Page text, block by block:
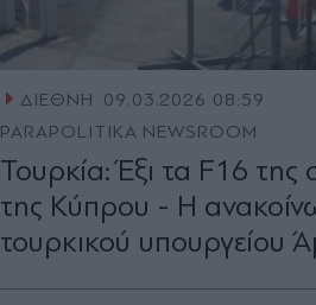
ΔΙΕΘΝΗ
09.03.2026 08:59
PARAPOLITIKA NEWSROOM
Τουρκία: Έξι τα F16 της
της Κύπρου - Η
τουρκικού υπουργείου